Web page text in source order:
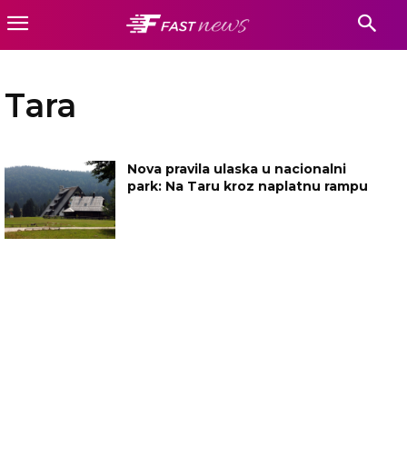
Tara
Nova pravila ulaska u nacionalni
park: Na Taru kroz naplatnu rampu